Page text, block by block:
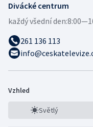
Divácké centrum
každý všední den:
261 136 113
Vzhled
Světlý